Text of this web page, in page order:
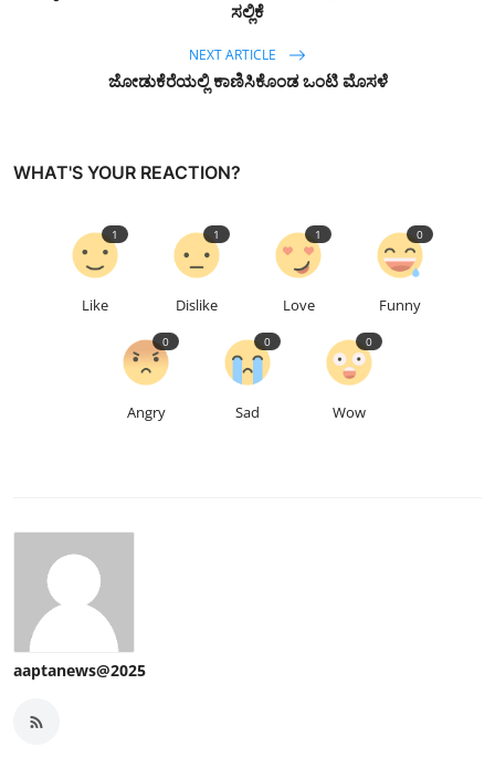
ಸಲ್ಲಿಕೆ
NEXT ARTICLE
ಜೋಡುಕೆರೆಯಲ್ಲಿ ಕಾಣಿಸಿಕೊಂಡ ಒಂಟಿ ಮೊಸಳೆ
WHAT'S YOUR REACTION?
Like
1
Dislike
1
Love
1
Funny
0
Angry
0
Sad
0
Wow
0
aaptanews@2025